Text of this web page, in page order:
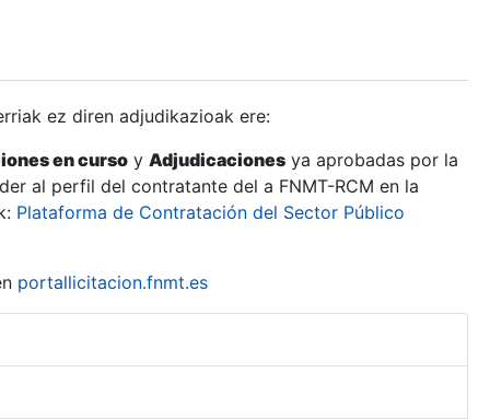
ez diren adjudikazioak ere:
en curso y Adjudicaciones ya aprobadas por la
al perfil del contratante del a FNMT-RCM en la
Plataforma de Contratación del Sector Público
portallicitacion.fnmt.es